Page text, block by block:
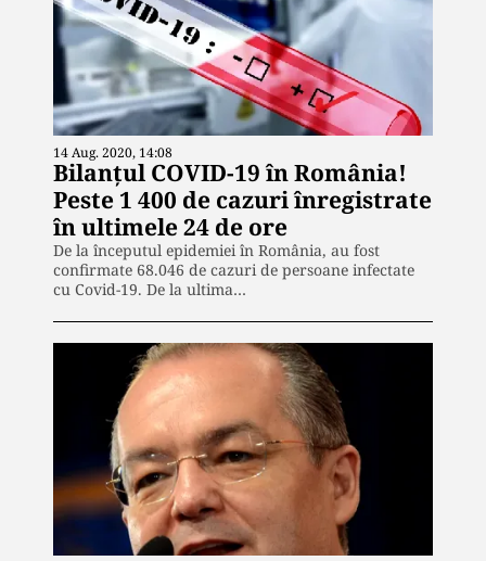
14 Aug. 2020, 14:08
Bilanțul COVID-19 în România!
Peste 1 400 de cazuri înregistrate
în ultimele 24 de ore
De la începutul epidemiei în România, au fost
confirmate 68.046 de cazuri de persoane infectate
cu Covid-19. De la ultima…